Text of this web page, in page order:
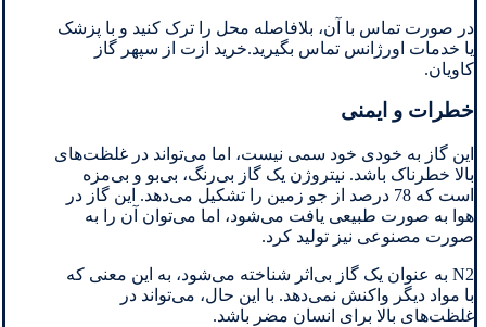
در صورت تماس با آن، بلافاصله محل را ترک کنید و با پزشک
یا خدمات اورژانس تماس بگیرید.خرید ازت از سپهر گاز
کاویان.
خطرات و ایمنی
این گاز به خودی خود سمی نیست، اما می‌تواند در غلظت‌های
بالا خطرناک باشد. نیتروژن یک گاز بی‌رنگ، بی‌بو و بی‌مزه
است که 78 درصد از جو زمین را تشکیل می‌دهد. این گاز در
هوا به صورت طبیعی یافت می‌شود، اما می‌توان آن را به
صورت مصنوعی نیز تولید کرد.
N2 به عنوان یک گاز بی‌اثر شناخته می‌شود، به این معنی که
با مواد دیگر واکنش نمی‌دهد. با این حال، می‌تواند در
غلظت‌های بالا برای انسان مضر باشد.